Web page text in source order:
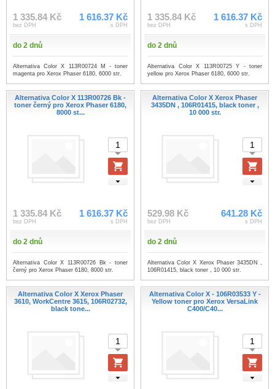
1 335.84 Kč
bez DPH
1 616.37 Kč
s DPH
do 2 dnů
Alternativa Color X 113R00724 M - toner
magenta pro Xerox Phaser 6180, 6000 str.
1 335.84 Kč
bez DPH
1 616.37 Kč
s DPH
do 2 dnů
Alternativa Color X 113R00725 Y - toner
yellow pro Xerox Phaser 6180, 6000 str.
Alternativa Color X 113R00726 Bk -
toner černý pro Xerox Phaser 6180,
8000 st...
1 335.84 Kč
bez DPH
1 616.37 Kč
s DPH
do 2 dnů
Alternativa Color X 113R00726 Bk - toner
černý pro Xerox Phaser 6180, 8000 str.
Alternativa Color X Xerox Phaser
3435DN , 106R01415, black toner ,
10 000 str.
529.98 Kč
bez DPH
641.28 Kč
s DPH
do 2 dnů
Alternativa Color X Xerox Phaser 3435DN ,
106R01415, black toner , 10 000 str.
Alternativa Color X Xerox Phaser
3610, WorkCentre 3615, 106R02732,
black tone...
Alternativa Color X - 106R03533 Y -
Yellow toner pro Xerox VersaLink
C400/C40...